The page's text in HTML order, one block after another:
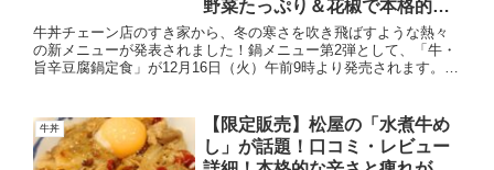
野菜たっぷり＆花椒で本格的な
味変も！
牛丼チェーン店のすき家から、冬の寒さを吹き飛ばすような熱々
の新メニューが発表されました！鍋メニュー第2弾として、「牛・
旨辛豆腐鍋定食」が12月16日（火）午前9時より発売されます。濃
牛丼
【限定販売】松屋の「水煮牛め
し」が話題！口コミ・レビュー